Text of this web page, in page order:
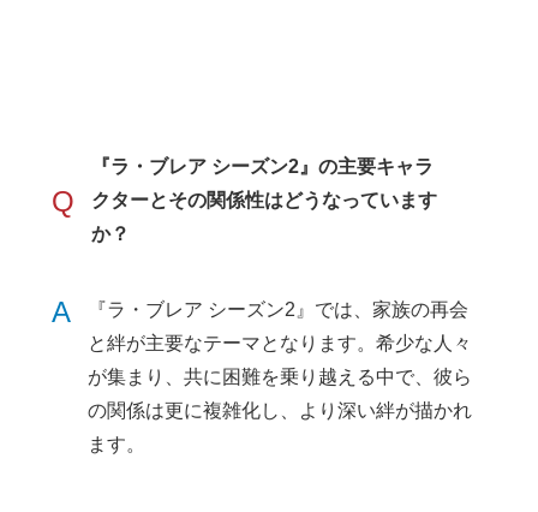
Q
『ラ・ブレア シーズン2』の主要キャラ
クターとその関係性はどうなっています
か？
A
『ラ・ブレア シーズン2』では、家族の再会
と絆が主要なテーマとなります。希少な人々
が集まり、共に困難を乗り越える中で、彼ら
の関係は更に複雑化し、より深い絆が描かれ
ます。